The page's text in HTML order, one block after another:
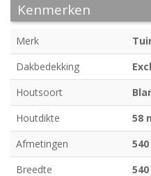
Kenmerken
Merk
Dakbedekking
Houtsoort
Houtdikte
58
Afmetingen
Breedte